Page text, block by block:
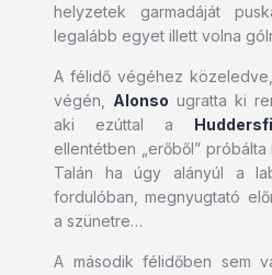
helyzetek garmadáját
legalább egyet illett volna
A félidő végéhez
végén, Alonso ugratta ki
aki ezúttal a
ellentétben „erőből”
Talán ha úgy alányúl a
fordulóban, megnyugtató
a szünetre…
A második félidőben sem